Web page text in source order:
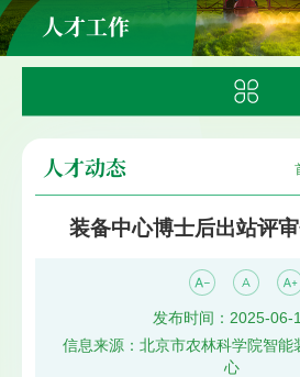
人才工作
人才动态
装备中心博士后出站评
发布时间：2025-06-
信息来源：北京市农林科学院智能
心